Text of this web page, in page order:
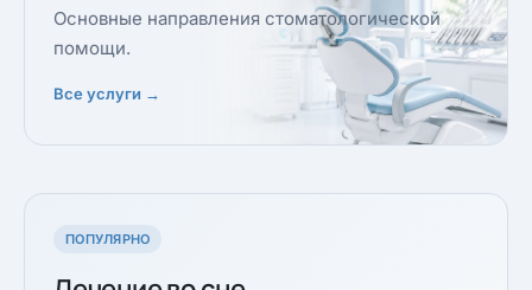
Основные направления стоматологической
помощи.
Все услуги →
ПОПУЛЯРНО